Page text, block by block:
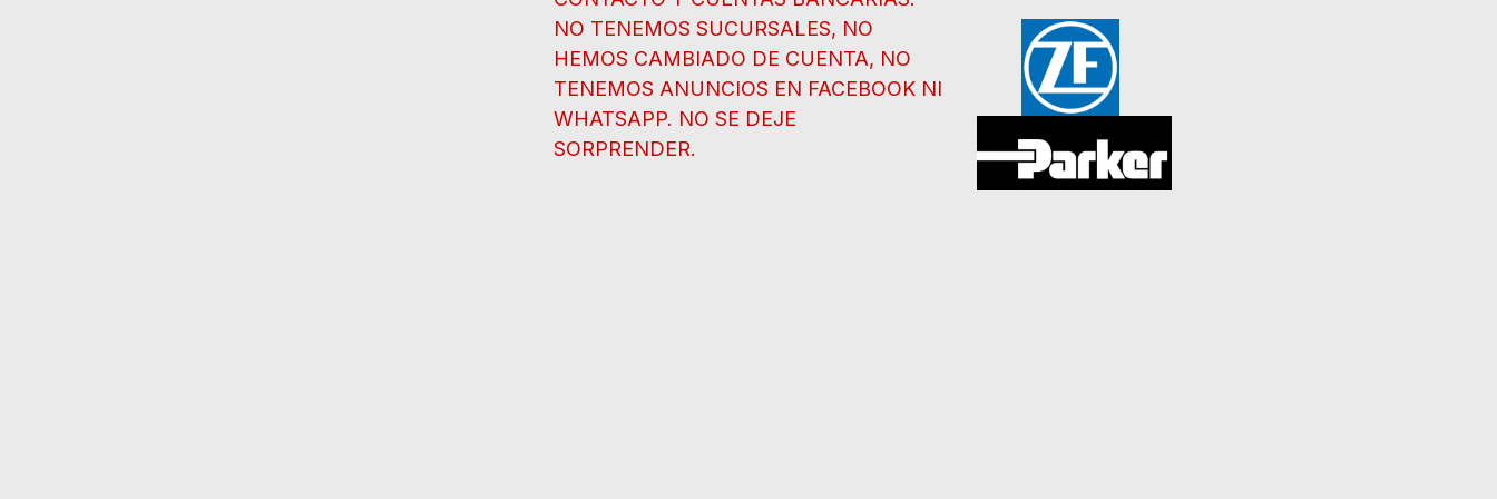
NO TENEMOS SUCURSALES, NO
HEMOS CAMBIADO DE CUENTA, NO
TENEMOS ANUNCIOS EN FACEBOOK NI
WHATSAPP. NO SE DEJE
SORPRENDER.